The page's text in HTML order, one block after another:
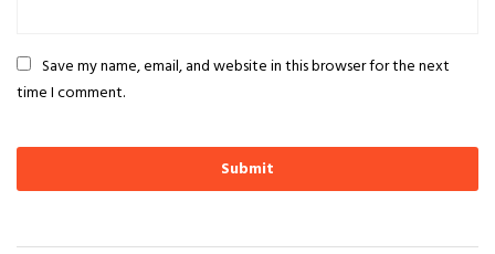
Save my name, email, and website in this browser for the next
time I comment.